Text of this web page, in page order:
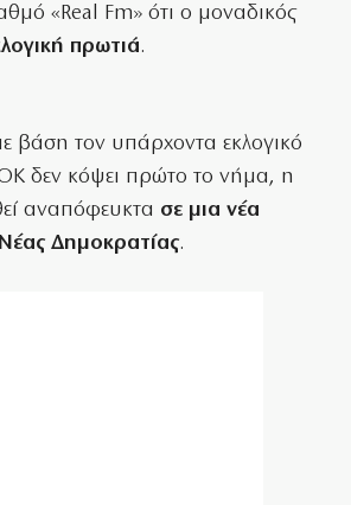
«Real Fm» ότι ο μοναδικός
πρωτιά.
βάση τον υπάρχοντα εκλογικό
δεν κόψει πρώτο το νήμα, η
αναπόφευκτα σε μια νέα
Δημοκρατίας.